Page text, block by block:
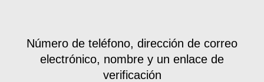
Número de teléfono, dirección de correo
electrónico, nombre y un enlace de
verificación